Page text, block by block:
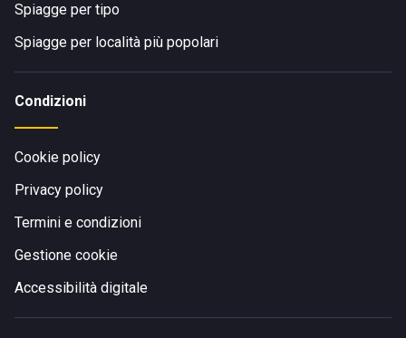
Spiagge per tipo
Spiagge per località più popolari
Condizioni
Cookie policy
Privacy policy
Termini e condizioni
Gestione cookie
Accessibilità digitale